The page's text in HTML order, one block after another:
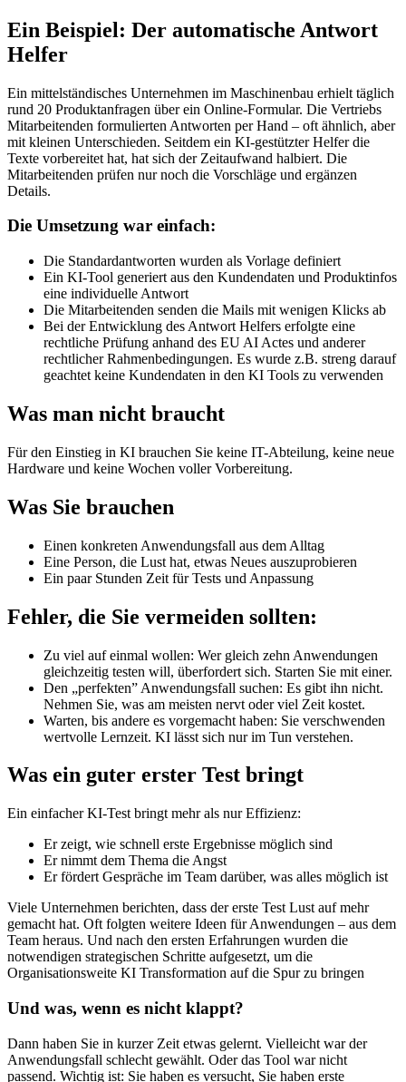
Ein Beispiel: Der automatische Antwort
Helfer
Ein mittelständisches Unternehmen im Maschinenbau erhielt täglich
rund 20 Produktanfragen über ein Online-Formular. Die Vertriebs
Mitarbeitenden formulierten Antworten per Hand – oft ähnlich, aber
mit kleinen Unterschieden. Seitdem ein KI-gestützter Helfer die
Texte vorbereitet hat, hat sich der Zeitaufwand halbiert. Die
Mitarbeitenden prüfen nur noch die Vorschläge und ergänzen
Details.
Die Umsetzung war einfach:
Die Standardantworten wurden als Vorlage definiert
Ein KI-Tool generiert aus den Kundendaten und Produktinfos
eine individuelle Antwort
Die Mitarbeitenden senden die Mails mit wenigen Klicks ab
Bei der Entwicklung des Antwort Helfers erfolgte eine
rechtliche Prüfung anhand des EU AI Actes und anderer
rechtlicher Rahmenbedingungen. Es wurde z.B. streng darauf
geachtet keine Kundendaten in den KI Tools zu verwenden
Was man nicht braucht
Für den Einstieg in KI brauchen Sie keine IT-Abteilung, keine neue
Hardware und keine Wochen voller Vorbereitung.
Was Sie brauchen
Einen konkreten Anwendungsfall aus dem Alltag
Eine Person, die Lust hat, etwas Neues auszuprobieren
Ein paar Stunden Zeit für Tests und Anpassung
Fehler, die Sie vermeiden sollten:
Zu viel auf einmal wollen: Wer gleich zehn Anwendungen
gleichzeitig testen will, überfordert sich. Starten Sie mit einer.
Den „perfekten” Anwendungsfall suchen: Es gibt ihn nicht.
Nehmen Sie, was am meisten nervt oder viel Zeit kostet.
Warten, bis andere es vorgemacht haben: Sie verschwenden
wertvolle Lernzeit. KI lässt sich nur im Tun verstehen.
Was ein guter erster Test bringt
Ein einfacher KI-Test bringt mehr als nur Effizienz:
Er zeigt, wie schnell erste Ergebnisse möglich sind
Er nimmt dem Thema die Angst
Er fördert Gespräche im Team darüber, was alles möglich ist
Viele Unternehmen berichten, dass der erste Test Lust auf mehr
gemacht hat. Oft folgten weitere Ideen für Anwendungen – aus dem
Team heraus. Und nach den ersten Erfahrungen wurden die
notwendigen strategischen Schritte aufgesetzt, um die
Organisationsweite KI Transformation auf die Spur zu bringen
Und was, wenn es nicht klappt?
Dann haben Sie in kurzer Zeit etwas gelernt. Vielleicht war der
Anwendungsfall schlecht gewählt. Oder das Tool war nicht
passend. Wichtig ist: Sie haben es versucht, Sie haben erste